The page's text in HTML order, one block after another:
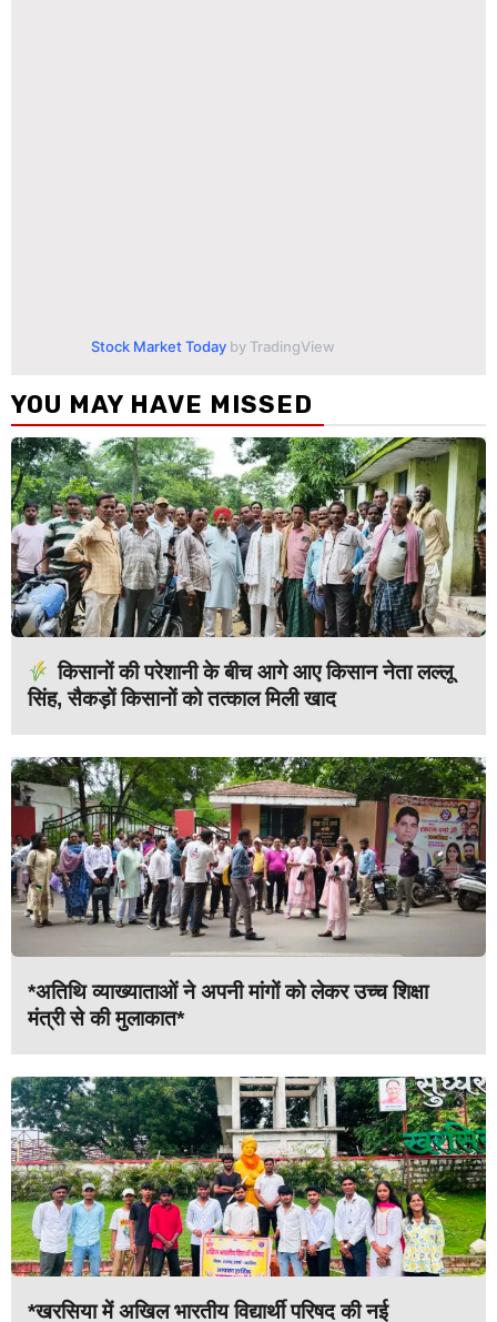
Stock Market Today by TradingView
YOU MAY HAVE MISSED
किसानों की परेशानी के बीच आगे आए किसान नेता लल्लू
सिंह, सैकड़ों किसानों को तत्काल मिली खाद
*अतिथि व्याख्याताओं ने अपनी मांगों को लेकर उच्च शिक्षा
मंत्री से की मुलाकात*
*खरसिया में अखिल भारतीय विद्यार्थी परिषद की नई